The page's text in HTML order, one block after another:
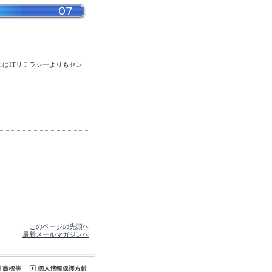
ITリテラシーよりもセン
このページの先頭へ
最新メールマガジンへ